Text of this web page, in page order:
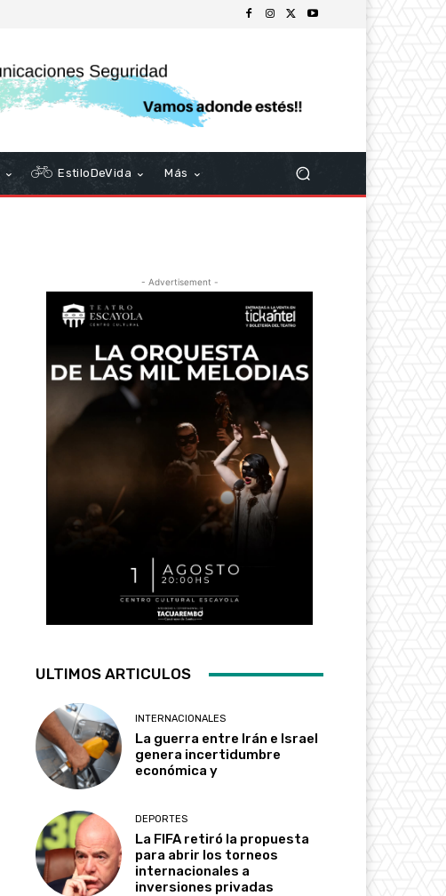
EstiloDeVida Más
- Advertisement -
ULTIMOS ARTICULOS
INTERNACIONALES
La guerra entre Irán e Israel
genera incertidumbre
económica y
DEPORTES
La FIFA retiró la propuesta
para abrir los torneos
internacionales a
inversiones privadas